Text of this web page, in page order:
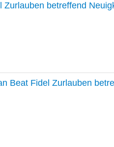
betreffend
Beat Fidel Zurlauben